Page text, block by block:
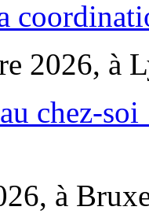
2026, à
chez-
à